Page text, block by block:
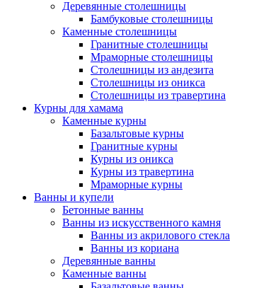
Деревянные столешницы
Бамбуковые столешницы
Каменные столешницы
Гранитные столешницы
Мраморные столешницы
Столешницы из андезита
Столешницы из оникса
Столешницы из травертина
Курны для хамама
Каменные курны
Базальтовые курны
Гранитные курны
Курны из оникса
Курны из травертина
Мраморные курны
Ванны и купели
Бетонные ванны
Ванны из искусственного камня
Ванны из акрилового стекла
Ванны из кориана
Деревянные ванны
Каменные ванны